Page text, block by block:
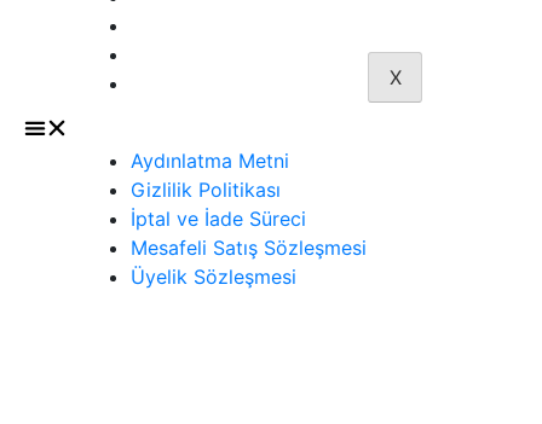
X
Aydınlatma Metni
Gizlilik Politikası
İptal ve İade Süreci
Mesafeli Satış Sözleşmesi
Üyelik Sözleşmesi